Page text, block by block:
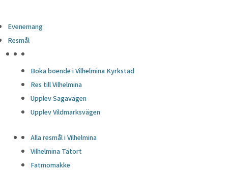
Evenemang
Resmål
Boka boende i Vilhelmina Kyrkstad
Res till Vilhelmina
Upplev Sagavägen
Upplev Vildmarksvägen
Alla resmål i Vilhelmina
Vilhelmina Tätort
Fatmomakke